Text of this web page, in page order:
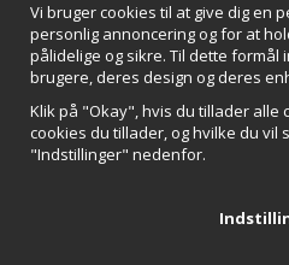
Chalmers
Vi bruger cookies til at give dig en
personlig annoncering og for at
pålidelige og sikre. Til dette formål
brugere, deres design og deres
Klik på "Okay", hvis du tillader alle
cookies du tillader, og hvilke du vil
"Indstillinger" nedenfor.